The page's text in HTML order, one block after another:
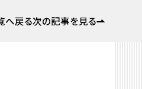
へ戻る次の記事を見る